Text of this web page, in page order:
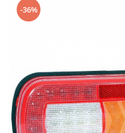
DAF XF Euro 6
Daf XG
MAN
TGA
TGL
TGS
-36%